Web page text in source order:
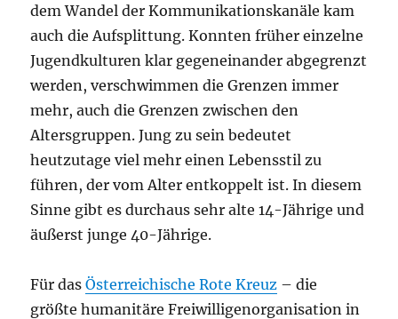
dem Wandel der Kommunikationskanäle kam
auch die Aufsplittung. Konnten früher einzelne
Jugendkulturen klar gegeneinander abgegrenzt
werden, verschwimmen die Grenzen immer
mehr, auch die Grenzen zwischen den
Altersgruppen. Jung zu sein bedeutet
heutzutage viel mehr einen Lebensstil zu
führen, der vom Alter entkoppelt ist. In diesem
Sinne gibt es durchaus sehr alte 14-Jährige und
äußerst junge 40-Jährige.
Für dasÖsterreichische Rote Kreuz – die
größte humanitäre Freiwilligenorganisation in